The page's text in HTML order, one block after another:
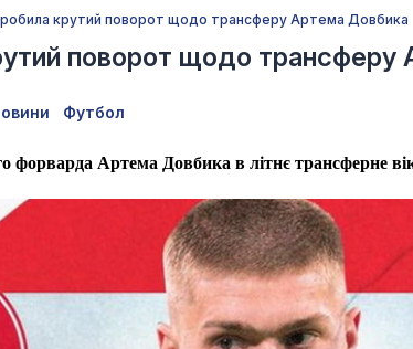
крутий поворот щодо трансферу Артема Довбика
поворот щодо трансферу
Футбол
форварда Артема Довбика в літнє трансферне